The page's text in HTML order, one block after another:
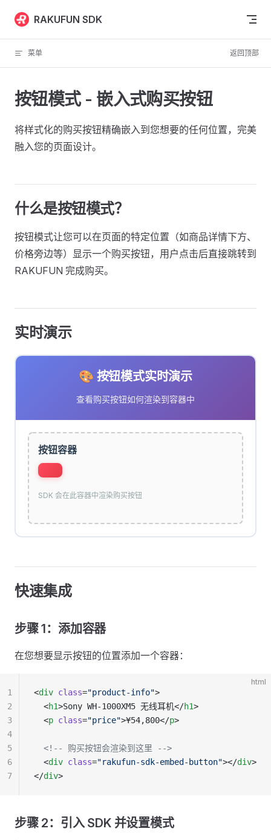
Skip to content
RAKUFUN SDK
菜单 返回顶部
按钮模式 - 嵌入式购买按钮
将样式化的购买按钮精确嵌入到您想要的任何位置，完美
融入您的页面设计。
什么是按钮模式？
按钮模式让您可以在页面的特定位置（如商品详情下方、
价格旁边等）显示一个购买按钮，用户点击后直接跳转到
RAKUFUN 完成购买。
实时演示
🎨 按钮模式实时演示
查看购买按钮如何渲染到容器中
按钮容器
SDK 会在此容器中渲染购买按钮
快速集成
步骤 1：添加容器
在您想要显示按钮的位置添加一个容器：
html
<div class="product-info">
  <
h1>Sony WH-1000XM5 无线耳机</h1>
  <
p class="price">¥54,800</p>
  <!-- 购买按钮会渲染到这里 -->
  <
div class="rakufun-sdk-embed-button"></div>
</div>
1
2
3
4
5
6
7
步骤 2：引入 SDK 并设置模式